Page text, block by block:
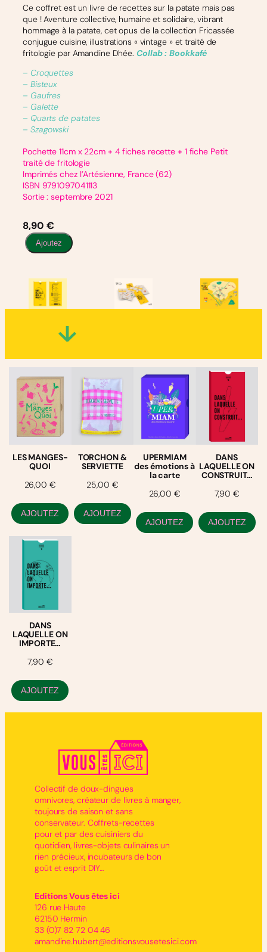
Ce coffret est un livre de recettes sur la patate mais pas
que ! Aventure collective, humaine et solidaire, vibrant
hommage à la patate, cet opus de la collection Fricassée
conjugue cuisine, illustrations « vintage » et traité de
fritologie par Amandine Dhée. Collab : Bookkafé
– Croquettes
– Bisteux
– Gaufres
– Galette
– Quarts de patates
– Szagowski
Pochette 11cm x 22cm + 4 fiches recette + 1 fiche Petit
traité de fritologie
Imprimés chez l’Artésienne, France (62)
ISBN 9791097041113
Sortie : septembre 2021
8,90 €
q
u
A
S
A
Q
U
L
L
O
A
P
A
…
Ajoutez
LES MANGES-
QUOI
26,00 €
AJOUTEZ
TORCHON &
SERVIETTE
25,00 €
AJOUTEZ
UPERMIAM
des émotions à
la carte
26,00 €
AJOUTEZ
DANS
LAQUELLE ON
CONSTRUIT…
7,90€
AJOUTEZ
DANS
LAQUELLE ON
IMPORTE…
7,90 €
AJOUTEZ
Collectif de doux-dingues
omnivores, créateur de livres à manger,
toujours de saison et sans
conservateur. Coffrets-recettes
pour et par des cuisiniers du
quotidien, livres-objets culinaires un
rien précieux, incubateurs de bon
goût et esprit DIY…
Editions Vous êtes ici
126 rue Haute
62150 Hermin
33 (0)7 82 72 04 46
amandine.hubert@editionsvousetesici.com